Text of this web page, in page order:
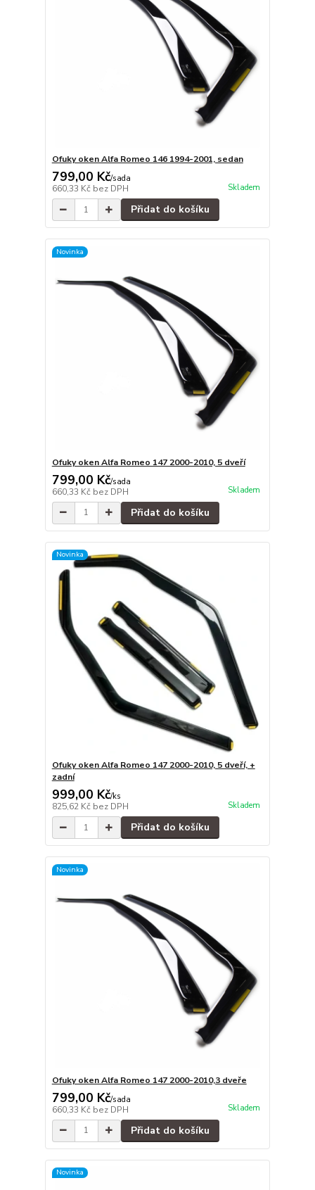
Ofuky oken Alfa Romeo 146 1994-2001, sedan
799,00 Kč/sada
660,33 Kč bez DPH Skladem
Přidat do košíku
Novinka
Ofuky oken Alfa Romeo 147 2000-2010, 5 dveří
799,00 Kč/sada
660,33 Kč bez DPH Skladem
Přidat do košíku
Novinka
Ofuky oken Alfa Romeo 147 2000-2010, 5 dveří, +
zadní
999,00 Kč/ks
825,62 Kč bez DPH Skladem
Přidat do košíku
Novinka
Ofuky oken Alfa Romeo 147 2000-2010,3 dveře
799,00 Kč/sada
660,33 Kč bez DPH Skladem
Přidat do košíku
Novinka